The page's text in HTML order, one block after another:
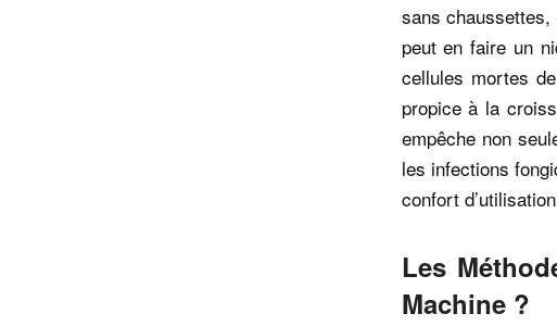
sans
peut en faire un
cellules mortes
propice à la
empêche non
les infections
confort
Les
Machine ?